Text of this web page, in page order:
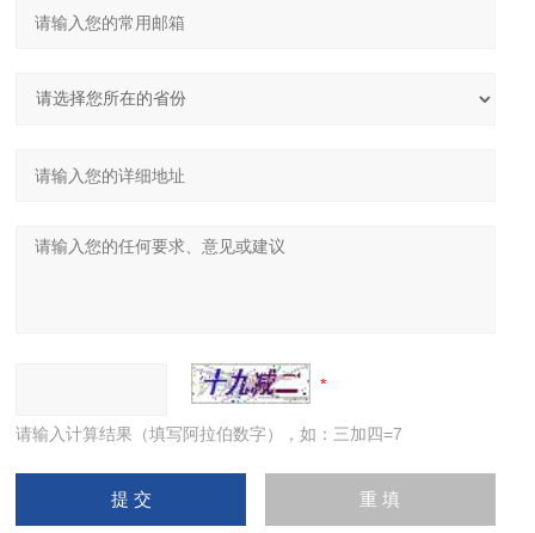
请输入计算结果（填写阿拉伯数字），如：三加四=7